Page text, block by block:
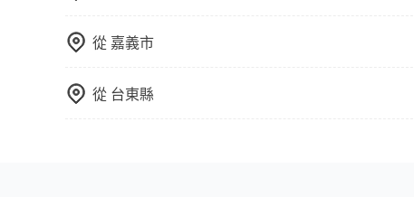
從 嘉義市
從 台東縣